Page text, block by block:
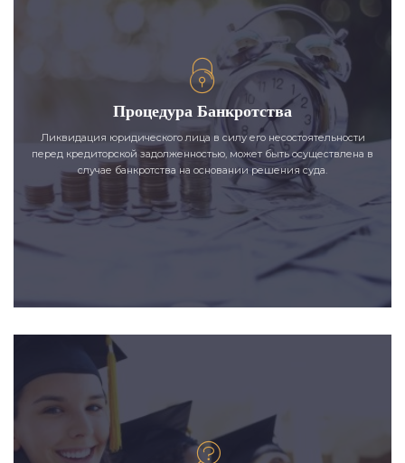
Процедура Банкротства
Ликвидация юридического лица в силу его несостоятельности
перед кредиторской задолженностью, может быть осуществлена в
случае банкротства на основании решения суда.